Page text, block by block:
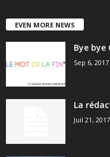
EVEN MORE NEWS
Bye bye
Sep 6, 2017
La
Juil 21, 2017